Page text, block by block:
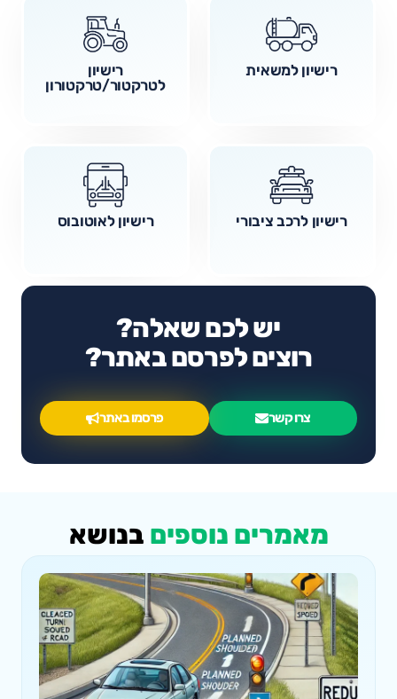
רישיון למשאית
רישיון
לטרקטור/טרקטורון
רישיון לרכב ציבורי רישיון לאוטובוס
יש לכם שאלה?
רוצים לפרסם באתר?
צרו קשר פרסמו באתר
מאמרים נוספים בנושא